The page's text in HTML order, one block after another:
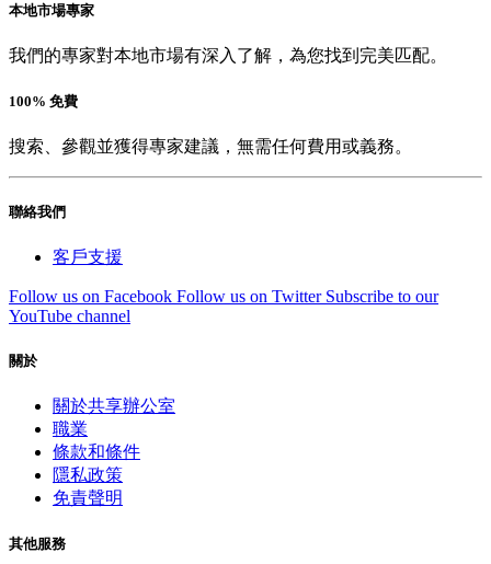
本地市場專家
我們的專家對本地市場有深入了解，為您找到完美匹配。
100% 免費
搜索、參觀並獲得專家建議，無需任何費用或義務。
聯絡我們
客戶支援
Follow us on Facebook Follow us on Twitter Subscribe to our
YouTube channel
關於
關於共享辦公室
職業
條款和條件
隱私政策
免責聲明
其他服務